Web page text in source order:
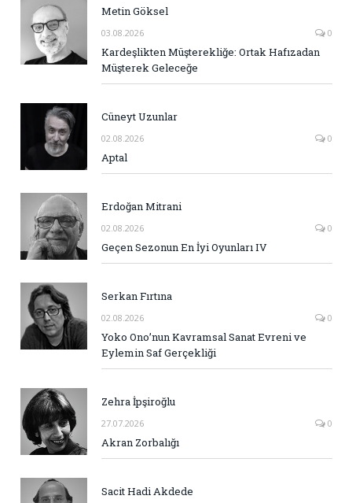
Metin Göksel
03.08.2026 0
Kardeşlikten Müşterekliğe: Ortak Hafızadan
Müşterek Geleceğe
Cüneyt Uzunlar
02.08.2026 0
Aptal
Erdoğan Mitrani
02.08.2026 0
Geçen Sezonun En İyi Oyunları IV
Serkan Fırtına
02.08.2026 0
Yoko Ono’nun Kavramsal Sanat Evreni ve
Eylemin Saf Gerçekliği
Zehra İpşiroğlu
27.07.2026 0
Akran Zorbalığı
Sacit Hadi Akdede